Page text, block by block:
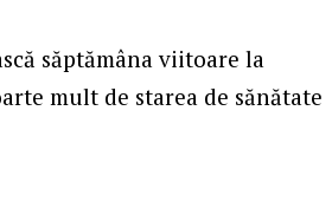
săptămâna viitoare la
mult de starea de sănătate